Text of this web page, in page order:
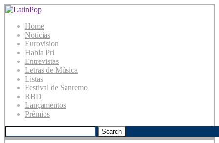
Home
Notícias
Eurovision
Habla Pri
Entrevistas
Letras de Música
Listas
Festival de Sanremo
RBD
Lançamentos
Prêmios
Search